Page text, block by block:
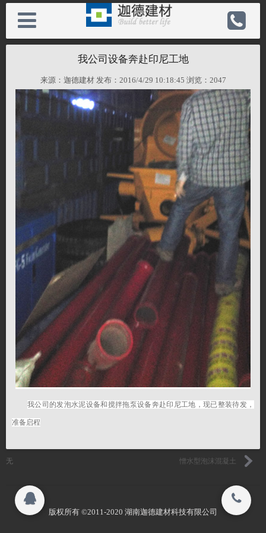
关于迦德
人力资源
留言反馈
联系我们
回填发泡剂
湖南松特 All rights reserved.
电 话：0731-89792488
手 机：13548717377
邮 箱：heyimy@gmail.com
备案号：湘ICP备19024975号-1
网址：http://www.foamcn.com/
联系我们
关闭
Copyright ©2011-2017
湖南松特 All rights reserved.
我公司设备奔赴印尼工地
来源：迦德建材 发布：2016/4/29 10:18:45 浏览： 2047
我公司的发泡水泥设备和搅拌拖泵设备奔赴印尼工地，现已整装待发，
准备启程
无 憎水型泡沫混凝土
版权所有 ©2011-2020 湖南迦德建材科技有限公司